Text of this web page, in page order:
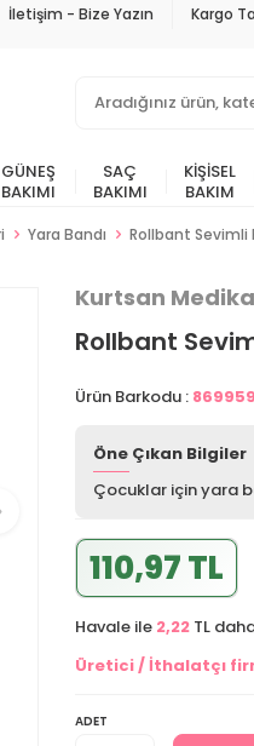
İletişim - Bize Yazın Kargo
GÜNEŞ
BAKIMI
SAÇ
BAKIMI
KIŞISEL
BAKIM
Yara Bandı Rollbant Sevimli
Kurtsan
Rollbant
Ürün Barkodu :
Öne Çıkan Bilgiler
Çocuklar için yara
110,97 TL
Havale ile 2,22 TL
Üretici / İthalatçı
ADET